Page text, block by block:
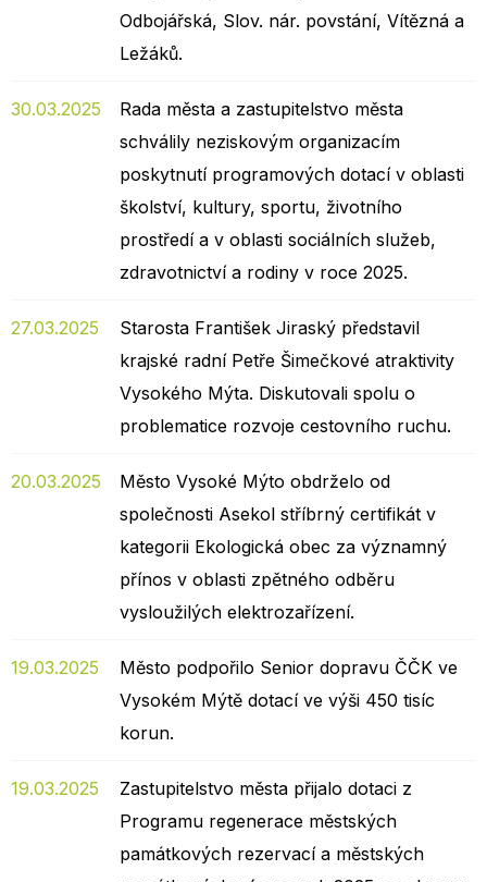
Odbojářská, Slov. nár. povstání, Vítězná a
Ležáků.
30.03.2025
Rada města a zastupitelstvo města
schválily neziskovým organizacím
poskytnutí programových dotací v oblasti
školství, kultury, sportu, životního
prostředí a v oblasti sociálních služeb,
zdravotnictví a rodiny v roce 2025.
27.03.2025
Starosta František Jiraský představil
krajské radní Petře Šimečkové atraktivity
Vysokého Mýta. Diskutovali spolu o
problematice rozvoje cestovního ruchu.
20.03.2025
Město Vysoké Mýto obdrželo od
společnosti Asekol stříbrný certifikát v
kategorii Ekologická obec za významný
přínos v oblasti zpětného odběru
vysloužilých elektrozařízení.
19.03.2025
Město podpořilo Senior dopravu ČČK ve
Vysokém Mýtě dotací ve výši 450 tisíc
korun.
19.03.2025
Zastupitelstvo města přijalo dotaci z
Programu regenerace městských
památkových rezervací a městských